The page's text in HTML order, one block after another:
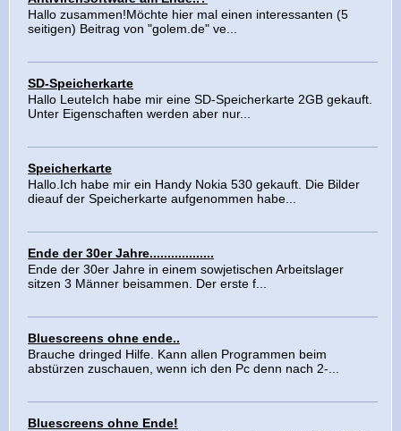
Hallo zusammen!Möchte hier mal einen interessanten (5
seitigen) Beitrag von "golem.de" ve...
SD-Speicherkarte
Hallo LeuteIch habe mir eine SD-Speicherkarte 2GB gekauft.
Unter Eigenschaften werden aber nur...
Speicherkarte
Hallo.Ich habe mir ein Handy Nokia 530 gekauft. Die Bilder
dieauf der Speicherkarte aufgenommen habe...
Ende der 30er Jahre..................
Ende der 30er Jahre in einem sowjetischen Arbeitslager
sitzen 3 Männer beisammen. Der erste f...
Bluescreens ohne ende..
Brauche dringed Hilfe. Kann allen Programmen beim
abstürzen zuschauen, wenn ich den Pc denn nach 2-...
Bluescreens ohne Ende!